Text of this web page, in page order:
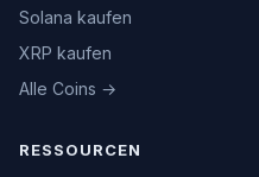
Solana kaufen
XRP kaufen
Alle Coins →
RESSOURCEN